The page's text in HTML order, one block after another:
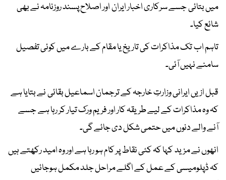
میں بتائی جسے سرکاری اخبار ایران اور اصلاح پسند روزنامہ نے بھی
شائع کیا۔
تاہم اب تک مذاکرات کی تاریخ یا مقام کے بارے میں کوئی تفصیل
سامنے نہیں آئی۔
قبل ازیں ایرانی وزارتِ خارجہ کے ترجمان اسماعیل بقائی نے بتایا ہے
کہ وہ مذاکرات کے لیے طریقہ کار اور فریم ورک تیار کر رہا ہے جسے
آنے والے دنوں میں حتمی شکل دی جائے گی۔
انھوں نے مزید کہا کہ کئی نقاط پر کام ہو رہا ہے اور وہ امید رکھتے ہیں
کہ ڈپلومیسی کے عمل کے اگلے مراحل جلد مکمل ہوجائیں